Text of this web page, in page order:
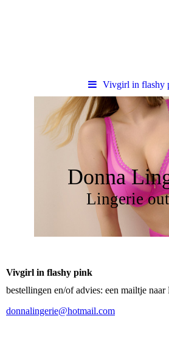
Vivgirl in flashy
Donna
Lingerie
Vivgirl in flashy pink
bestellingen en/of advies: een mailtje naar
donnalingerie@hotmail.com